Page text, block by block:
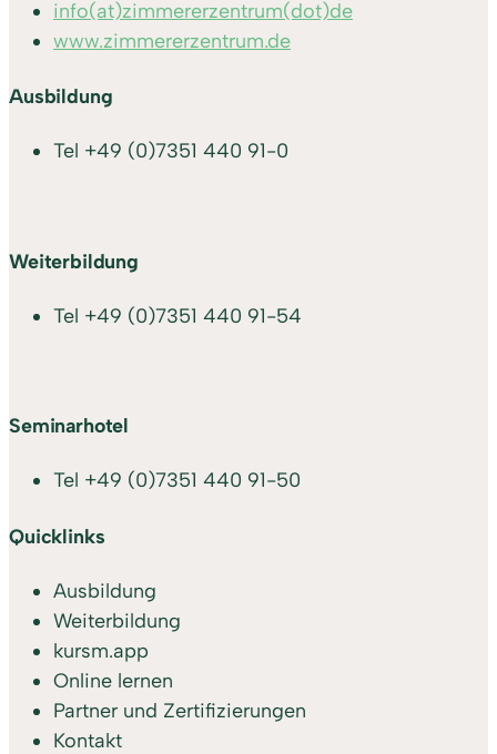
info(at)zimmererzentrum(dot)de
www.zimmererzentrum.de
Ausbildung
Tel +49 (0)7351 440 91-0
Weiterbildung
Tel +49 (0)7351 440 91-54
Seminarhotel
Tel +49 (0)7351 440 91-50
Quicklinks
Ausbildung
Weiterbildung
kursm.app
Online lernen
Partner und Zertifizierungen
Kontakt